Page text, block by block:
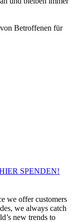
Betroffenen für
SPENDEN!
we offer customers
we always catch
new trends to